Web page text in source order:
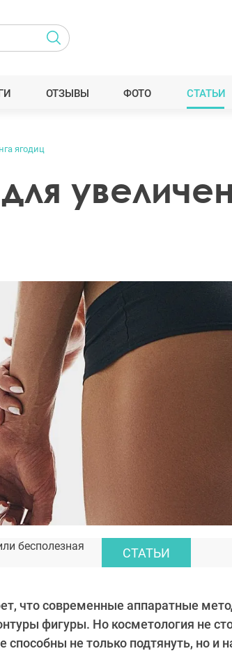
ОТЗЫВЫ ФОТО СТАТЬИ
ягодиц
для
бесполезная
СТАТЬИ
что современные аппаратные
фигуры. Но косметология не
способны не только подтянуть, но и